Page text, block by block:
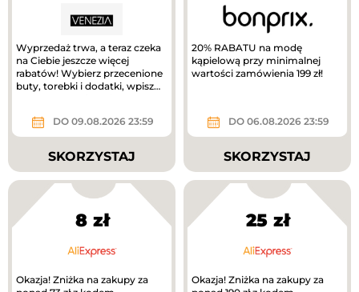
Wyprzedaż trwa, a teraz czeka
na Ciebie jeszcze więcej
rabatów! Wybierz przecenione
buty, torebki i dodatki, wpisz
DO 09.08.2026 23:59
SKORZYSTAJ
20% RABATU na modę
kąpielową przy minimalnej
wartości zamówienia 199 zł!
DO 06.08.2026 23:59
SKORZYSTAJ
8 zł
Okazja! Zniżka na zakupy za
25 zł
Okazja! Zniżka na zakupy za